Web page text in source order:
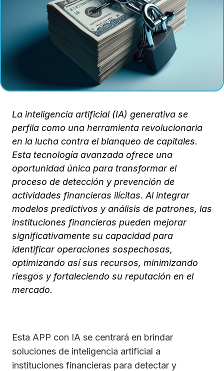
La inteligencia artificial (IA) generativa se
perfila como una herramienta revolucionaria
en la lucha contra el blanqueo de capitales.
Esta tecnología avanzada ofrece una
oportunidad única para transformar el
proceso de detección y prevención de
actividades financieras ilícitas. Al integrar
modelos predictivos y análisis de patrones, las
instituciones financieras pueden mejorar
significativamente su capacidad para
identificar operaciones sospechosas,
optimizando así sus recursos, minimizando
riesgos y fortaleciendo su reputación en el
mercado.
Esta APP con IA se centrará en brindar
soluciones de inteligencia artificial a
instituciones financieras para detectar y